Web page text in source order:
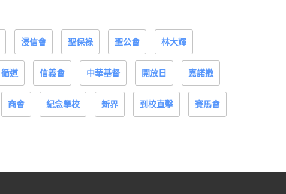
浸信會 聖保祿 聖公會 林大輝
循道 信義會 中華基督 開放日 嘉諾撒
商會 紀念學校 新界 到校直擊 賽馬會